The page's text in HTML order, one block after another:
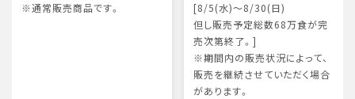
※通常販売商品です。
[8/5(水)～8/30(日)
但し販売予定総数68万食が完
売次第終了。]
※期間内の販売状況によって、
販売を継続させていただく場合
があります。